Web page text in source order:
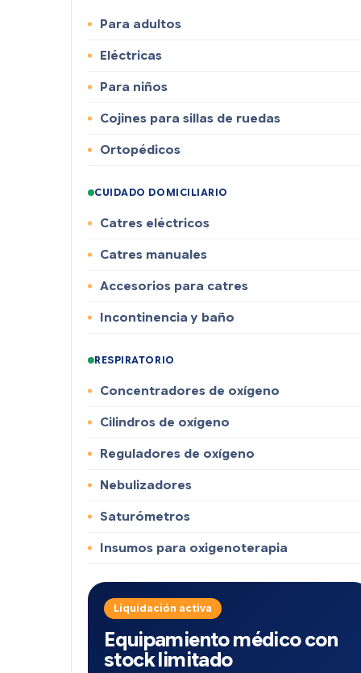
Para adultos
Eléctricas
Para niños
Cojines para sillas de ruedas
Ortopédicos
CUIDADO DOMICILIARIO
Catres eléctricos
Catres manuales
Accesorios para catres
Incontinencia y baño
RESPIRATORIO
Concentradores de oxígeno
Cilindros de oxígeno
Reguladores de oxígeno
Nebulizadores
Saturómetros
Insumos para oxigenoterapia
Liquidación activa
Equipamiento médico con
stock limitado